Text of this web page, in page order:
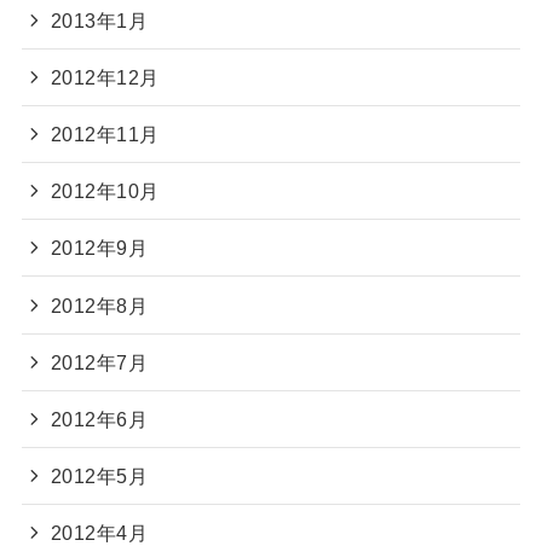
2013年1月
2012年12月
2012年11月
2012年10月
2012年9月
2012年8月
2012年7月
2012年6月
2012年5月
2012年4月